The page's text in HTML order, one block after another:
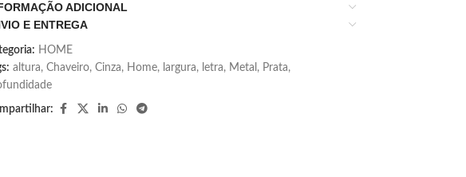
ADICIONAL
E ENTREGA
HOME
altura, Chaveiro, Cinza, Home, largura, letra, Metal , Prata,